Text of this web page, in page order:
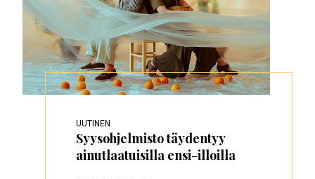
UUTINEN
Syysohjelmisto täydentyy
ainutlaatuisilla ensi-illoilla